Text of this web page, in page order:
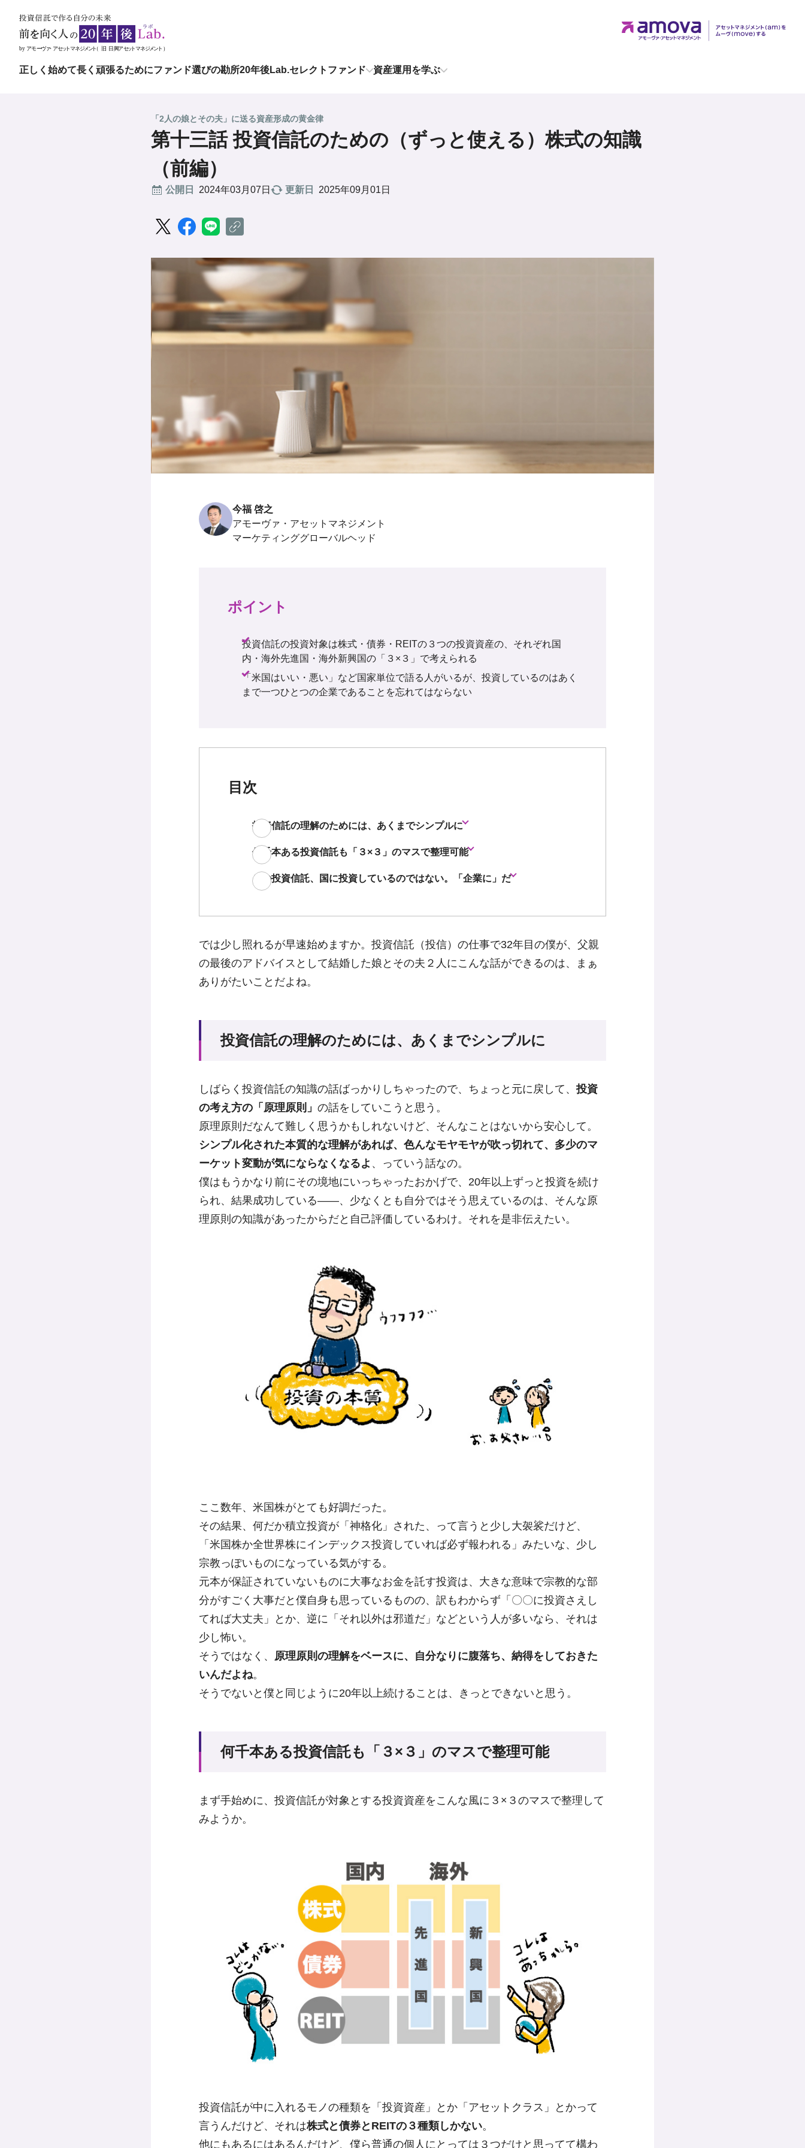
正しく始めて長く頑張るためにファンド選びの勘所20年後Lab.セレクトファンド 資産運用を学ぶ
「2人の娘とその夫」に送る資産形成の黄金律
第十三話 投資信託のための（ずっと使える）株式の知識
（前編）
公開日 更新日 2025年09月01日
今福 啓之
アモーヴァ・アセットマネジメント
ポイント
投資信託の投資対象は株式・債券・REITの３つの投資資産の、それぞれ国
内・海外先進国・海外新興国の「３×３」で考えられる
「米国はいい・悪い」など国家単位で語る人がいるが、投資しているのはあく
まで一つひとつの企業であることを忘れてはならない
目次
投資信託の理解のためには、あくまでシンプルに
何千本ある投資信託も「３×３」のマスで整理可能
その投資信託、国に投資しているのではない。「企業に」だ
では少し照れるが早速始めますか。投資信託（投信）の仕事で32年目の僕が、父親
の最後のアドバイスとして結婚した娘とその夫２人にこんな話ができるのは、まぁ
ありがたいことだよね。
投資信託の理解のためには、あくまでシンプルに
しばらく投資信託の知識の話ばっかりしちゃったので、ちょっと元に戻して、投資
の考え方の「原理原則」 の話をしていこうと思う。
原理原則だなんて難しく思うかもしれないけど、そんなことはないから安心して。
シンプル化された本質的な理解があれば、色んなモヤモヤが吹っ切れて、多少のマ
ーケット変動が気にならなくなるよ 、っていう話なの。
僕はもうかなり前にその境地にいっちゃったおかげで、20年以上ずっと投資を続け
られ、結果成功している――、少なくとも自分ではそう思えているのは、そんな原
理原則の知識があったからだと自己評価しているわけ。それを是非伝えたい。
ここ数年、米国株がとても好調だった。
その結果、何だか積立投資が「神格化」された、って言うと少し大袈裟だけど、
「米国株か全世界株にインデックス投資していれば必ず報われる」みたいな、少し
宗教っぽいものになっている気がする。
元本が保証されていないものに大事なお金を託す投資は、大きな意味で宗教的な部
分がすごく大事だと僕自身も思っているものの、訳もわからず「〇〇に投資さえし
てれば大丈夫」とか、逆に「それ以外は邪道だ」などという人が多いなら、それは
少し怖い。
そうではなく、 原理原則の理解をベースに、自分なりに腹落ち、納得をしておきた
いんだよね。
そうでないと僕と同じように20年以上続けることは、きっとできないと思う。
何千本ある投資信託も「３×３」のマスで整理可能
まず手始めに、投資信託が対象とする投資資産をこんな風に３×３のマスで整理して
みようか。
投資信託が中に入れるモノの種類を「投資資産」とか「アセットクラス」とかって
言うんだけど、それは株式と債券とREITの３種類しかない。
他にもあるにはあるんだけど、僕ら普通の個人にとっては３つだけと思ってて構わ